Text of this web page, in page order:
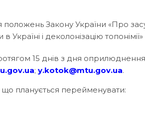
положень Закону України «Про
Україні і деколонізацію топонімії»
15 днів з дня
; y.kotok@mtu.gov.ua.
що планується перейменувати: